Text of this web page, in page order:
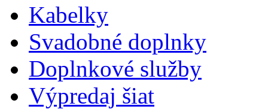
Kabelky
Svadobné doplnky
Doplnkové služby
Výpredaj šiat